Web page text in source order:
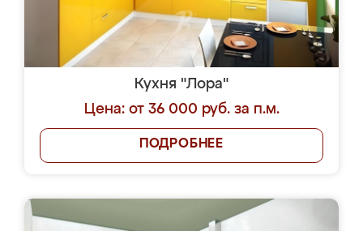
Кухня "Лора"
Цена: от 36 000 руб. за п.м.
ПОДРОБНЕЕ